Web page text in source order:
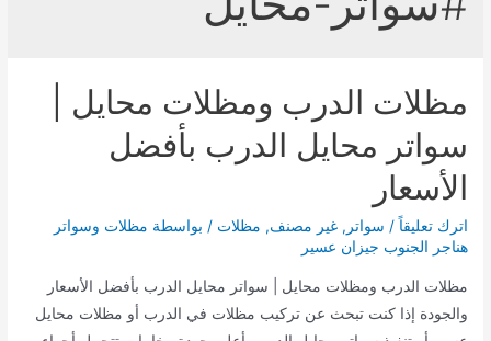
مظلات الدرب ومظلات محايل |
سواتر محايل الدرب بأفضل
الأسعار
اترك تعليقاً / سواتر ,غير مصنف, مظلات / بواسطة مظلات وسواتر
هناجر الجنوب جيزان عسير
مظلات الدرب ومظلات محايل | سواتر محايل الدرب بأفضل الأسعار
والجودة إذا كنت تبحث عن تركيب مظلات في الدرب أو مظلات محايل